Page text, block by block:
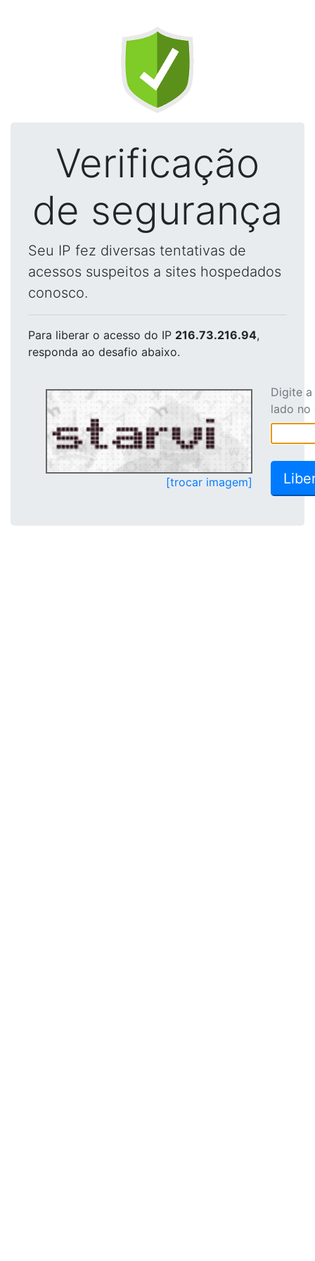
Verificação
de segurança
Seu IP fez diversas tentativas de
acessos suspeitos a sites hospedados
conosco.
Para liberar o acesso do IP 216.73.216.94,
responda ao desafio abaixo.
[trocar imagem]
Digite
lado no